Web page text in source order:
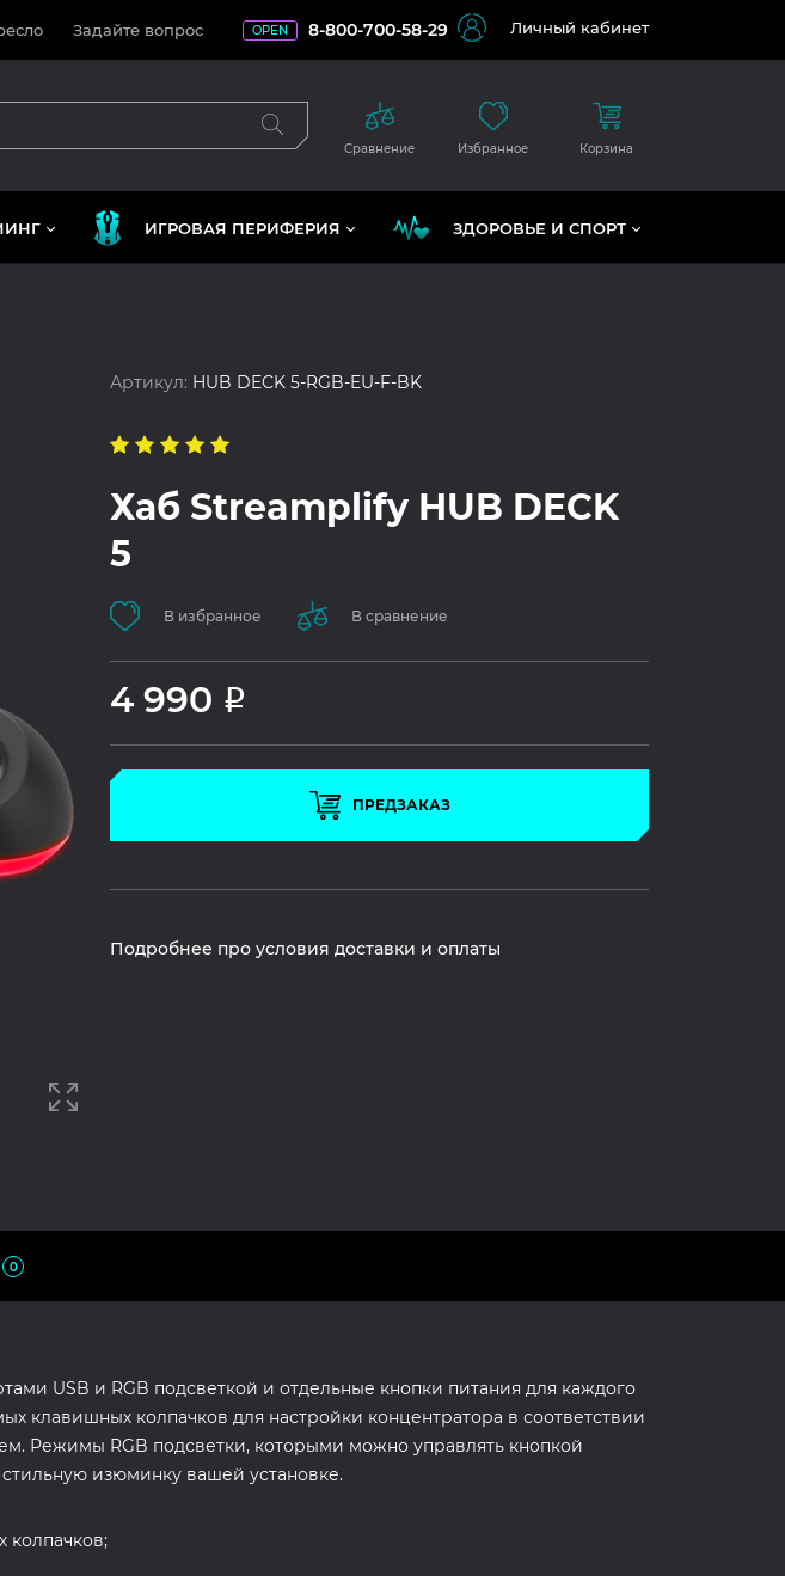
Задайте вопрос OPEN 8-800-700-58-29 Личный кабинет
Сравнение Избранное Корзина
ИГРОВАЯ ПЕРИФЕРИЯ ЗДОРОВЬЕ И СПОРТ
Артикул: HUB DECK 5-RGB-EU-F-BK
Хаб Streamplify HUB DECK
5
В избранное В сравнение
4 990 Р
ПРЕДЗАКАЗ
Подробнее про условия доставки и оплаты
0
USB и RGB подсветкой и отдельные кнопки питания для каждого
клавишных колпачков для настройки концентратора в соответствии
Режимы RGB подсветки, которыми можно управлять кнопкой
изюминку вашей установке.
колпачков;